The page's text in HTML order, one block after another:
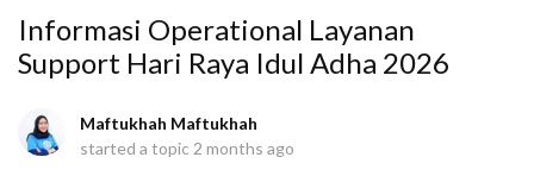
Informasi Operational Layanan
Support Hari Raya Idul Adha 2026
Maftukhah Maftukhah
started a topic 2 months ago